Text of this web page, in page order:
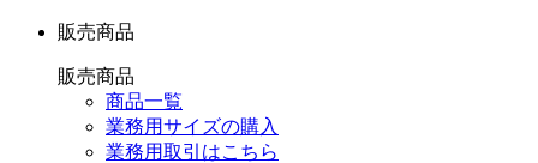
販売商品
販売商品
商品一覧
業務用サイズの購入
業務用取引はこちら